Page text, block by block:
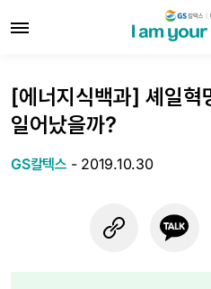
[에너지식백과] 셰일혁
일어났을까?
GS칼텍스 - 2019.10.30